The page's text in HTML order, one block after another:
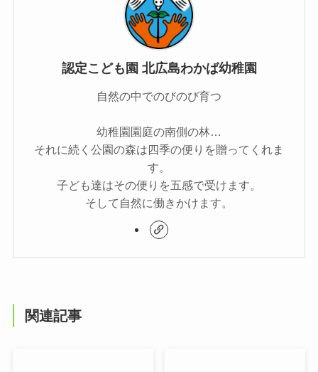
認定こども園 北広島わかば幼稚園
自然の中でのびのび育つ
幼稚園園庭の南側の林…
それに続く公園の森は四季の便りを贈ってくれま
す。
子ども達はその便りを五感で受けます。
そして自然に働きかけます。
関連記事